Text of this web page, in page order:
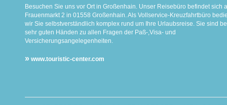
Besuchen Sie uns vor Ort in Großenhain. Unser Reisebüro befindet sich
Frauenmarkt 2 in 01558 Großenhain. Als Vollservice-Kreuzfahrtbüro
wir Sie selbstverständlich komplex rund um Ihre Urlaubsreise. Sie sind
sehr guten Händen zu allen Fragen der Paß-,Visa- und
Versicherungsangelegenheiten.
» www.touristic-center.com